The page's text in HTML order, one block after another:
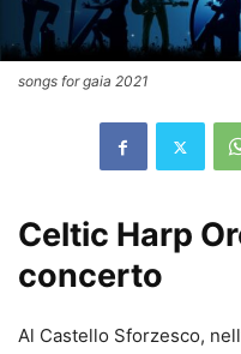
songs for gaia 2021
Celtic Harp
concerto
Al Castello Sforzesco,